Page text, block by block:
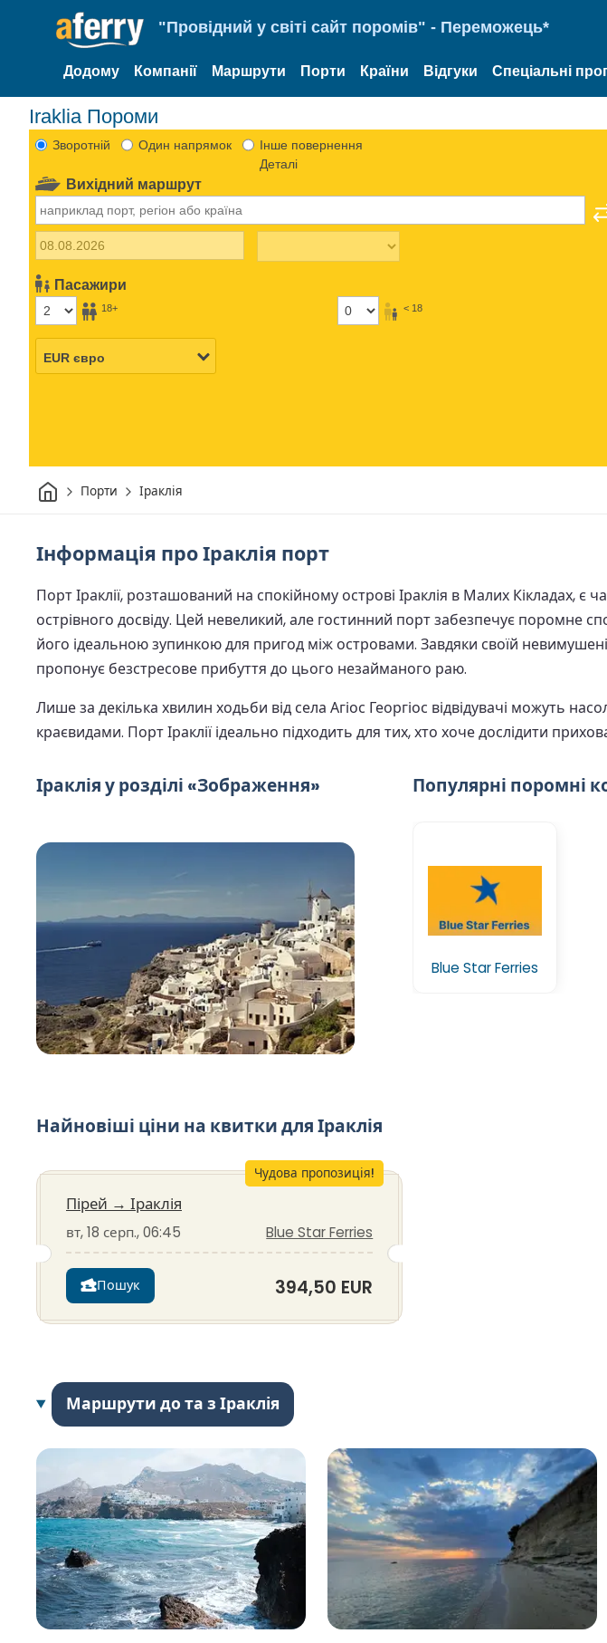
"Провідний у світі сайт поромів" - Переможець*
Додому Компанії Маршрути Порти Країни Відгуки Спеціальні
Iraklia Пороми
Зворотній Один напрямок
Інше повернення
Деталі
Вихідний маршрут
Пасажири
18+ < 18
Дім Порти Іраклія
Інформація про Іраклія порт
Порт Іраклії, розташований на спокійному острові Іраклія в Малих Кікладах,
острівного досвіду. Цей невеликий, але гостинний порт забезпечує
його ідеальною зупинкою для пригод між островами. Завдяки своїй
пропонує безстресове прибуття до цього незайманого раю.
Лише за декілька хвилин ходьби від села Агіос Георгіос відвідувачі
краєвидами. Порт Іраклії ідеально підходить для тих, хто хоче дослідити
Іраклія у розділі «Зображення» Популярні поромні
Blue Star Ferries
Найновіші ціни на квитки для Іраклія
Чудова пропозиція!
Пірей → Іраклія
вт, 18 серп., 06:45 Blue Star Ferries
Пошук 394,50 EUR
Маршрути до та з Іраклія